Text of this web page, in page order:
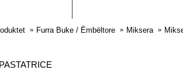
Furra Buke / Ëmbëltore Miksera